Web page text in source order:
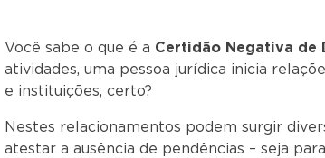
Você sabe o que é a Certidão Negativa de
atividades, uma pessoa jurídica inicia
e instituições, certo?
Nestes relacionamentos podem surgir
atestar a ausência de pendências – seja